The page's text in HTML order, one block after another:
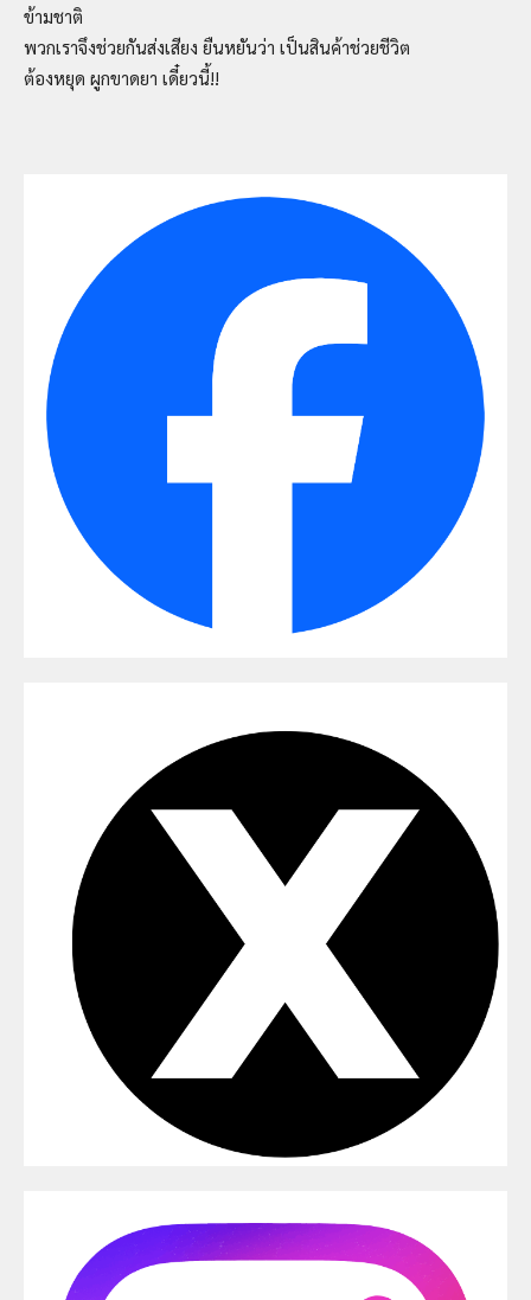
ข้ามชาติ
พวกเราจึงช่วยกันส่งเสียง ยืนหยันว่า เป็นสินค้าช่วยชีวิต
ต้องหยุด ผูกขาดยา เดี๋ยวนี้!!